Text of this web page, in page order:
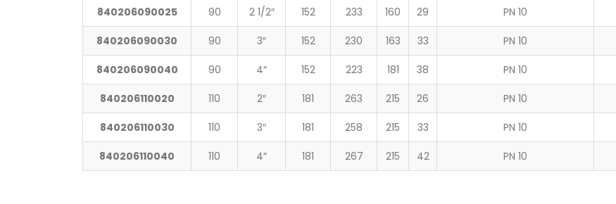
840206090025 90 2 1/2″ 152 233 160 29 PN 10
840206090030 90 3″ 152 230 163 33 PN 10
840206090040 90 4″ 152 223 181 38 PN 10
840206110020 110 2″ 181 263 215 26 PN 10
840206110030 110 3″ 181 258 215 33 PN 10
840206110040 110 4″ 181 267 215 42 PN 10